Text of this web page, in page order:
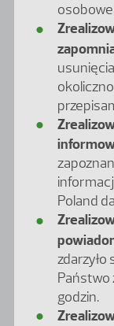
Poland
zdarzyło
Państwo
godzin.